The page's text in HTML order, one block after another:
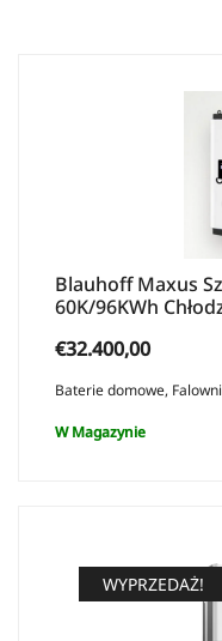
Blauhoff Maxus
60K/96KWh
€32.400,00
Baterie domowe,
W Magazynie
WYPRZEDAŻ!